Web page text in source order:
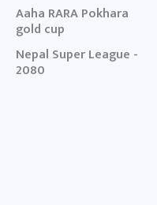
Aaha RARA Pokhara
gold cup
Nepal Super League -
2080